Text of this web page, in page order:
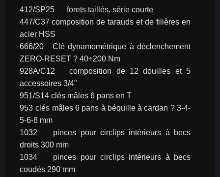
412/SP25	forets taillés, série courte
447/C37	composition de tarauds et de filières en
acier HSS
666/20	Clé dynamométrique à déclenchement
ZERO-RESET ? 40÷200 Nm
928A/C12	composition de 12 douilles et 5
accessoires 3/4"
951/S14	clés mâles 6 pans en T
953	clés mâles 6 pans à béquille à cardan ? 3-4-
5-6-8 mm
1032	pinces pour circlips intérieurs à becs
droits 300 mm
1034	pinces pour circlips intérieurs à becs
coudés 290 mm